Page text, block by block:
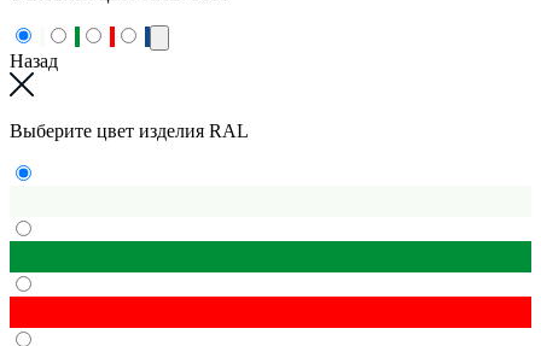
Назад
Выберите цвет изделия RAL